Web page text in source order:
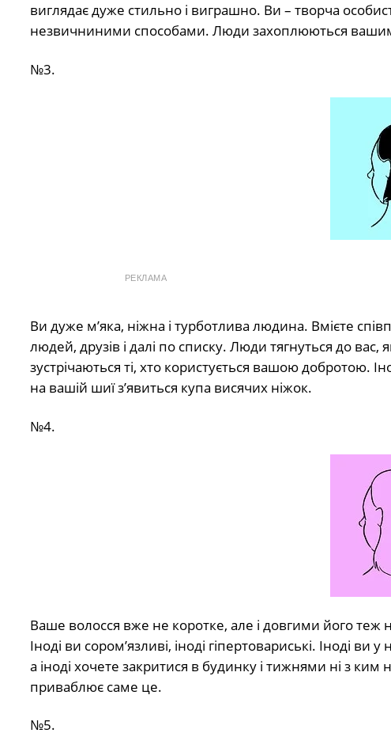
виглядає дуже стильно і виграшно. Ви – творча
незвичниними способами. Люди захоплюються
№3.
РЕКЛАМА
Ви дуже м’яка, ніжна і турботлива людина. Вмієте
людей, друзів і далі по списку. Люди тягнуться до
зустрічаються ті, хто користується вашою добротою.
на вашій шиї з’явиться купа висячих ніжок.
№4.
Ваше волосся вже не коротке, але і довгими його теж
Іноді ви сором’язливі, іноді гіпертовариські. Іноді
а іноді хочете закритися в будинку і тижнями ні з
приваблює саме це.
№5.